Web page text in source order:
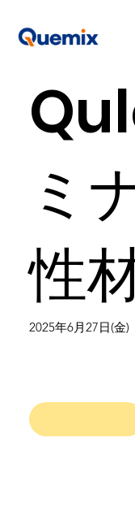
ミ
性
2025年6月27日(